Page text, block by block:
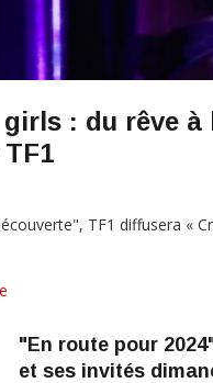
: du rêve
TF1 diffusera «
"En route pour
et ses invités